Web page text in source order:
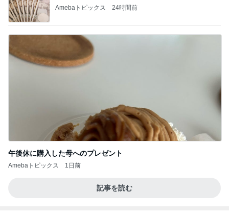
Amebaトピックス 24時間前
午後休に購入した母へのプレゼント
Amebaトピックス 1日前
記事を読む